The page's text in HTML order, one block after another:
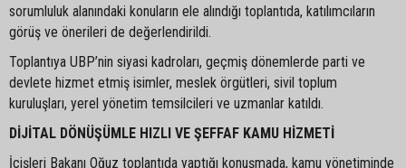
sorumluluk alanındaki konuların ele alındığı toplantıda, katılımcıların
görüş ve önerileri de değerlendirildi.
Toplantıya UBP’nin siyasi kadroları, geçmiş dönemlerde parti ve
devlete hizmet etmiş isimler, meslek örgütleri, sivil toplum
kuruluşları, yerel yönetim temsilcileri ve uzmanlar katıldı.
DİJİTAL DÖNÜŞÜMLE HIZLI VE ŞEFFAF KAMU HİZMETİ
İçişleri Bakanı Oğuz toplantıda yaptığı konuşmada, kamu yönetiminde